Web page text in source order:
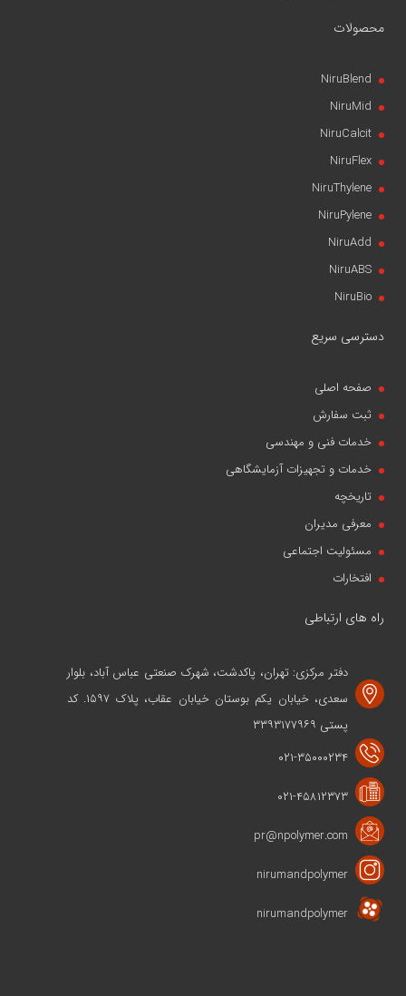
محصولات
NiruBlend
NiruMid
NiruCalcit
NiruFlex
NiruThylene
NiruPylene
NiruAdd
NiruABS
NiruBio
دسترسی سریع
صفحه اصلی
ثبت سفارش
خدمات فنی و مهندسی
خدمات و تجهیزات آزمایشگاهی
تاریخچه
معرفی مدیران
مسئولیت اجتماعی
افتخارات
راه های ارتباطی
دفتر مرکزی: تهران، پاکدشت، شهرک صنعتی عباس آباد، بلوار
سعدی، خیابان یکم بوستان خیابان عقاب، پلاک ۱۵۹۷. کد
پستی ۳۳۹۳۱۷۷۹۶۹
۰۲۱-۳۵۰۰۰۲۳۴
۰۲۱-۴۵۸۱۲۳۷۳
pr@npolymer.com
nirumandpolymer
nirumandpolymer